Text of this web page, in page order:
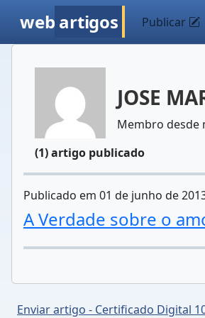
web artigos Publicar
JOSE
Membro desde
(1) artigo publicado
Publicado em 01 de junho de
A Verdade sobre o
Enviar artigo - Certificado Digital